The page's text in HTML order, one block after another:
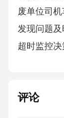
废单位司
发现问题
超时监控
重数据实时
评论